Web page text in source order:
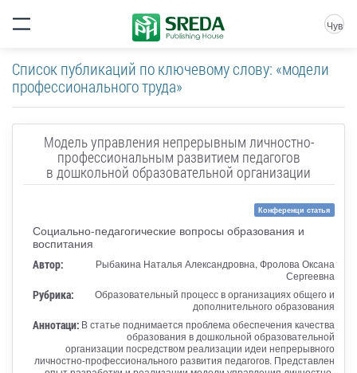
Чув
Список публикаций по ключевому слову: «модели
профессионального труда»
Модель управления непрерывным личностно-
профессиональным развитием педагогов
в дошкольной образовательной организации
Конференци статья
Социально-педагогические вопросы образования и
воспитания
Автор:
Рыбакина Наталья Александровна, Фролова Оксана
Сергеевна
Рубрика:
Образовательный процесс в организациях общего и
дополнительного образования
Аннотаци: В статье поднимается проблема обеспечения качества
образования в дошкольной образовательной
организации посредством реализации идеи непрерывного
личностно-профессионального развития педагогов. Представлен